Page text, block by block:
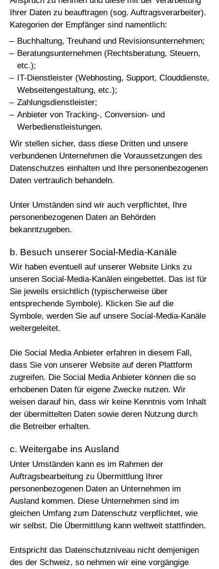
Ihrer Daten zu beauftragen (sog. Auftragsverarbeiter).
Kategorien der Empfänger sind namentlich:
Buchhaltung, Treuhand und Revisionsunternehmen;
Beratungsunternehmen (Rechtsberatung, Steuern,
etc.);
IT-Dienstleister (Webhosting, Support, Clouddienste,
Webseitengestaltung, etc.);
Zahlungsdienstleister;
Anbieter von Tracking-, Conversion- und
Werbedienstleistungen.
Wir stellen sicher, dass diese Dritten und unsere
verbundenen Unternehmen die Voraussetzungen des
Datenschutzes einhalten und Ihre personenbezogenen
Daten vertraulich behandeln.
Unter Umständen sind wir auch verpflichtet, Ihre
personenbezogenen Daten an Behörden
bekanntzugeben.
b. Besuch unserer Social-Media-Kanäle
Wir haben eventuell auf unserer Website Links zu
unseren Social-Media-Kanälen eingebettet. Das ist für
Sie jeweils ersichtlich (typischerweise über
entsprechende Symbole). Klicken Sie auf die
Symbole, werden Sie auf unsere Social-Media-Kanäle
weitergeleitet.
Die Social Media Anbieter erfahren in diesem Fall,
dass Sie von unserer Website auf deren Plattform
zugreifen. Die Social Media Anbieter können die so
erhobenen Daten für eigene Zwecke nutzen. Wir
weisen darauf hin, dass wir keine Kenntnis vom Inhalt
der übermittelten Daten sowie deren Nutzung durch
die Betreiber erhalten.
c. Weitergabe ins Ausland
Unter Umständen kann es im Rahmen der
Auftragsbearbeitung zu Übermittlung Ihrer
personenbezogenen Daten an Unternehmen im
Ausland kommen. Diese Unternehmen sind im
gleichen Umfang zum Datenschutz verpflichtet, wie
wir selbst. Die Übermittlung kann weltweit stattfinden.
Entspricht das Datenschutzniveau nicht demjenigen
des der Schweiz, so nehmen wir eine vorgängige